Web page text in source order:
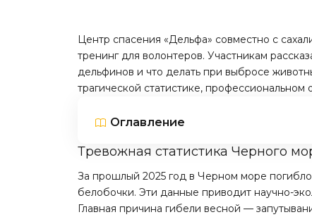
Центр спасения «Дельфа» совместно с
тренинг для волонтеров. Участникам
дельфинов и что делать при выбросе
трагической статистике,
Оглавление
Тревожная статистика Черного
За прошлый 2025 год в Черном море
белобочки. Эти данные приводит научно-
Главная причина гибели весной —